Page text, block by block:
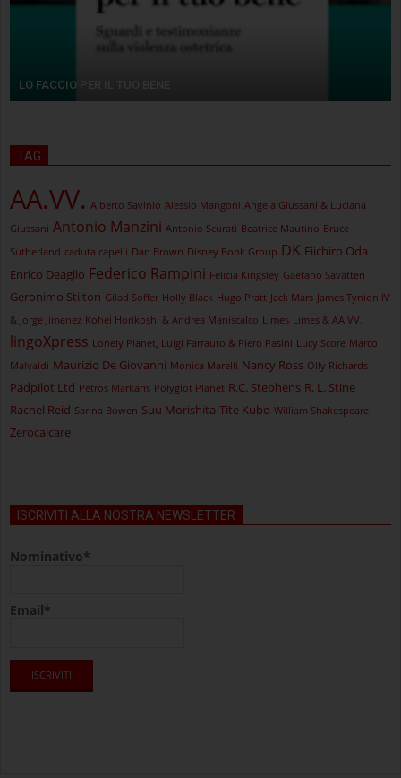
LO FACCIO PER IL TUO BENE
TAG
AA.VV. Alberto Savinio Alessio Mangoni Angela Giussani & Luciana
Giussani Antonio Manzini Antonio Scurati Beatrice Mautino Bruce
Sutherland caduta capelli Dan Brown Disney Book Group DK Eiichiro Oda
Enrico Deaglio Federico Rampini Felicia Kingsley Gaetano Savatteri
Geronimo Stilton Gilad Soffer Holly Black Hugo Pratt Jack Mars James Tynion IV
& Jorge Jimenez Kohei Horikoshi & Andrea Maniscalco Limes Limes & AA.VV.
lingoXpress Lonely Planet, Luigi Farrauto & Piero Pasini Lucy Score Marco
Malvaldi Maurizio De Giovanni Monica Marelli Nancy Ross Olly Richards
Padpilot Ltd Petros Markaris Polyglot Planet R.C. Stephens R. L. Stine
Rachel Reid Sarina Bowen Suu Morishita Tite Kubo William Shakespeare
Zerocalcare
ISCRIVITI ALLA NOSTRA NEWSLETTER
Nominativo*
Email*